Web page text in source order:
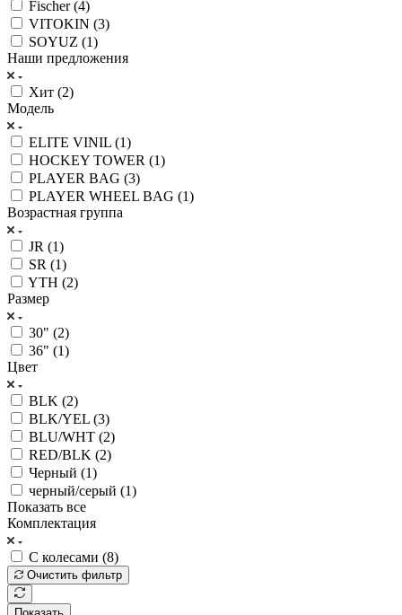
Fischer (4)
VITOKIN (3)
SOYUZ (1)
Наши предложения
Хит (2)
Модель
ELITE VINIL (1)
HOCKEY TOWER (1)
PLAYER BAG (3)
PLAYER WHEEL BAG (1)
Возрастная группа
JR (1)
SR (1)
YTH (2)
Размер
30" (2)
36" (1)
Цвет
BLK (2)
BLK/YEL (3)
BLU/WHT (2)
RED/BLK (2)
Черный (1)
черный/серый (1)
Показать все
Комплектация
С колесами (8)
Очистить фильтр